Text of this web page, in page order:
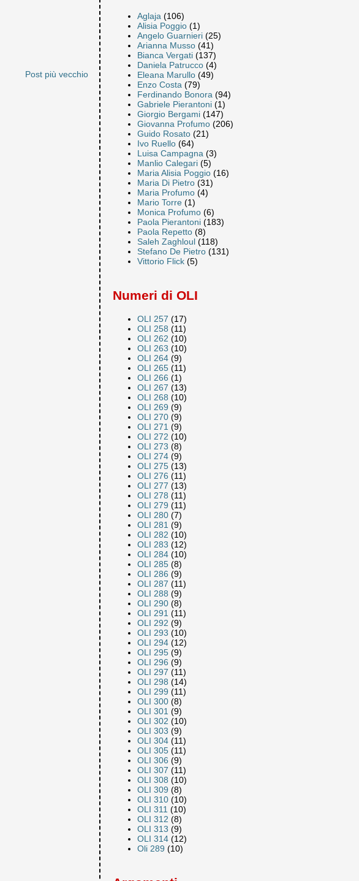
Post più vecchio
Aglaja (106)
Alisia Poggio (1)
Angelo Guarnieri (25)
Arianna Musso (41)
Bianca Vergati (137)
Daniela Patrucco (4)
Eleana Marullo (49)
Enzo Costa (79)
Ferdinando Bonora (94)
Gabriele Pierantoni (1)
Giorgio Bergami (147)
Giovanna Profumo (206)
Guido Rosato (21)
Ivo Ruello (64)
Luisa Campagna (3)
Manlio Calegari (5)
Maria Alisia Poggio (16)
Maria Di Pietro (31)
Maria Profumo (4)
Mario Torre (1)
Monica Profumo (6)
Paola Pierantoni (183)
Paola Repetto (8)
Saleh Zaghloul (118)
Stefano De Pietro (131)
Vittorio Flick (5)
Numeri di OLI
OLI 257 (17)
OLI 258 (11)
OLI 262 (10)
OLI 263 (10)
OLI 264 (9)
OLI 265 (11)
OLI 266 (1)
OLI 267 (13)
OLI 268 (10)
OLI 269 (9)
OLI 270 (9)
OLI 271 (9)
OLI 272 (10)
OLI 273 (8)
OLI 274 (9)
OLI 275 (13)
OLI 276 (11)
OLI 277 (13)
OLI 278 (11)
OLI 279 (11)
OLI 280 (7)
OLI 281 (9)
OLI 282 (10)
OLI 283 (12)
OLI 284 (10)
OLI 285 (8)
OLI 286 (9)
OLI 287 (11)
OLI 288 (9)
OLI 290 (8)
OLI 291 (11)
OLI 292 (9)
OLI 293 (10)
OLI 294 (12)
OLI 295 (9)
OLI 296 (9)
OLI 297 (11)
OLI 298 (14)
OLI 299 (11)
OLI 300 (8)
OLI 301 (9)
OLI 302 (10)
OLI 303 (9)
OLI 304 (11)
OLI 305 (11)
OLI 306 (9)
OLI 307 (11)
OLI 308 (10)
OLI 309 (8)
OLI 310 (10)
OLI 311 (10)
OLI 312 (8)
OLI 313 (9)
OLI 314 (12)
Oli 289 (10)